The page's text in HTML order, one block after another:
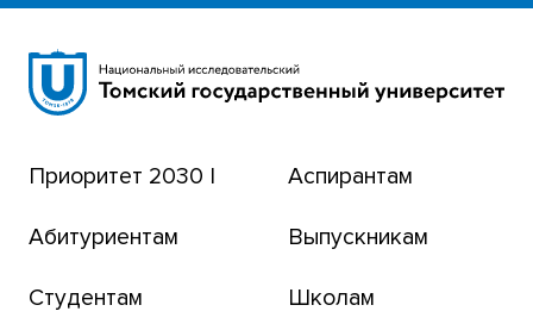
Сибирский ботанический сад
Томский региональный центр коллективного
Транссибирский научный путь
Приоритет 2030 |
Абитуриентам
Студентам
Аспирантам
Выпускникам
Школам